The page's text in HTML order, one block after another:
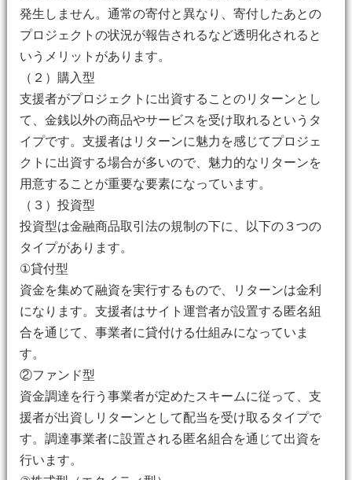
発生しません。通常の寄付と異なり、寄付したあとの
プロジェクトの状況が報告されるなど透明化されると
いうメリットがあります。
（２）購入型
支援者がプロジェクトに出資することのリターンとし
て、金銭以外の商品やサービスを受け取れるというタ
イプです。支援者はリターンに魅力を感じてプロジェ
クトに出資する場合が多いので、魅力的なリターンを
用意することが重要な要素になっています。
（３）投資型
投資型は金融商品取引法の規制の下に、以下の３つの
タイプがあります。
①貸付型
資金を集めて融資を実行するもので、リターンは金利
になります。支援者はサイト運営者が設置する匿名組
合を通じて、事業者に貸付ける仕組みになっていま
す。
②ファンド型
資金調達を行う事業者が定めたスキームに従って、支
援者が出資しリターンとして配当を受け取るタイプで
す。調達事業者に設置される匿名組合を通じて出資を
行います。